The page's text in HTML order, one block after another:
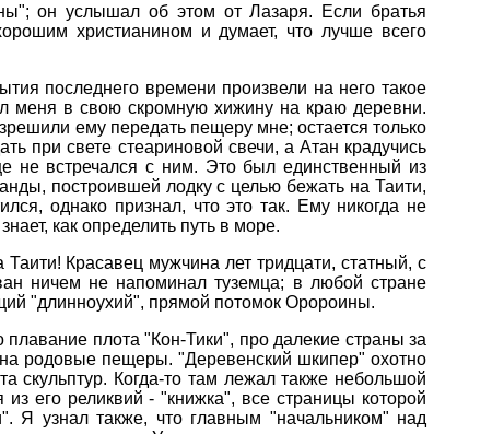
он услышал об этом от Лазаря. Если братья
христианином и думает, что лучше всего
последнего времени произвели на него такое
меня в свою скромную хижину на краю деревни.
ему передать пещеру мне; остается только
при свете стеариновой свечи, а Атан крадучись
не встречался с ним. Это был единственный из
построившей лодку с целью бежать на Таити,
однако признал, что это так. Ему никогда не
как определить путь в море.
Красавец мужчина лет тридцати, статный, с
ничем не напоминал туземца; в любой стране
"длинноухий", прямой потомок Оророины.
плота "Кон-Тики", про далекие страны за
родовые пещеры. "Деревенский шкипер" охотно
скульптур. Когда-то там лежал также небольшой
его реликвий - "книжка", все страницы которой
Я узнал также, что главным "начальником" над